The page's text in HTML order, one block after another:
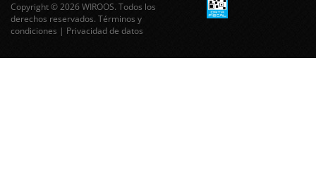
Copyright © 2026 WIROOS. Todos los
derechos reservados. Términos y
condiciones | Privacidad de datos